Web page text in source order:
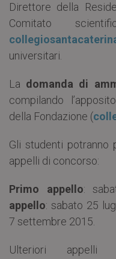
Direttore della
Comitato
universitari.
La domanda di
compilando
della Fondazione (
Gli studenti potranno
appelli di concorso:
Primo appello:
appello: sabato 25
7 settembre 2015.
Ulteriori appelli